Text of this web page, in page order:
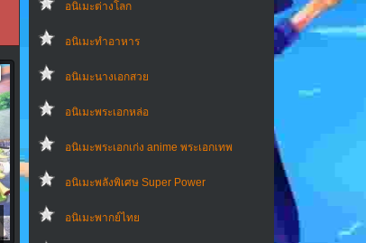
อนิเมะต่างโลก
อนิเมะทําอาหาร
อนิเมะนางเอกสวย
อนิเมะพระเอกหล่อ
อนิเมะพระเอกเก่ง anime พระเอกเทพ
อนิเมะพลังพิเศษ Super Power
อนิเมะพากย์ไทย